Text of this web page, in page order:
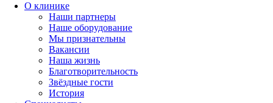
О клинике
Наши партнеры
Наше оборудование
Мы признательны
Вакансии
Наша жизнь
Благотворительность
Звёздные гости
История